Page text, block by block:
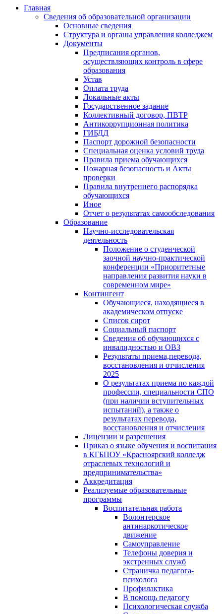
Главная
Сведения об образовательной организации
Основные сведения
Структура и органы управления колледжем
Документы
Предписания органов,
осуществляющих контроль в сфере
образования
Устав
Оплата труда
Локальные акты
Государственное задание
Коллективный договор, ПВТР
Антикоррупционная политика
ГИБДД
Паспорт дорожной безопасности
Специальная оценка условий труда
Правила приема обучающихся
Пожарная безопасность и Акты
проверки
Правила внутреннего распорядка
обучающихся
Иное
Отчет о результатах самообследования
Образование
Научно-исследовательская
деятельность
Положение о студенческой
заочной научно-практической
конференции «Приоритетные
направления развития науки в
современном мире»
Контингент
Обучающиеся, находящиеся в
академическом отпуске
Список сирот
Социальный паспорт
Сведения об обучающихся с
инвалидностью и ОВЗ
Результаты приема,перевода,
восстановления и отчисления
2025
О результатах приема по каждой
профессии, специальности СПО
(при наличии вступительных
испытаний), а также о
результатах перевода,
восстановления и отчисления
Лицензии и разрешения
Приказ о языке обучения и воспитания
в КГБПОУ «Красноярский колледж
отраслевых технологий и
предпринимательства»
Аккредитация
Реализуемые образовательные
программы
Воспитательная работа
Волонтерское
антинаркотическое
движение
Самоуправление
Телефоны доверия и
экстренных служб
Страничка педагога-
психолога
Профилактика
В помощь педагогу
Психологическая служба